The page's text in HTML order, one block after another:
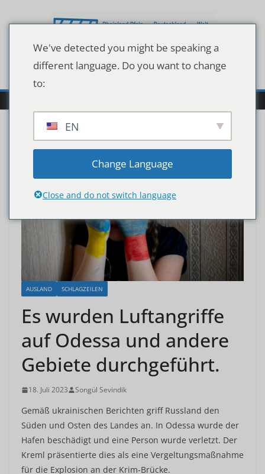
Inhalt
AUSLAND SCHLAGZEILEN
Es wurden Luftangriffe
auf Odessa und andere
Gebiete durchgeführt.
18. Juli 2023 Songül Sevindik
Gemäß ukrainischen Berichten griff Russland den
Süden und Osten des Landes an. In Odessa wurde der
Hafen beschädigt und eine Person wurde verletzt. Der
Kreml präsentierte dies als eine Vergeltungsmaßnahme
für die Explosion an der Krim-Brücke.
We've detected you might be speaking a
different language. Do you want to change
to:
EN
Change Language
Close and do not switch language